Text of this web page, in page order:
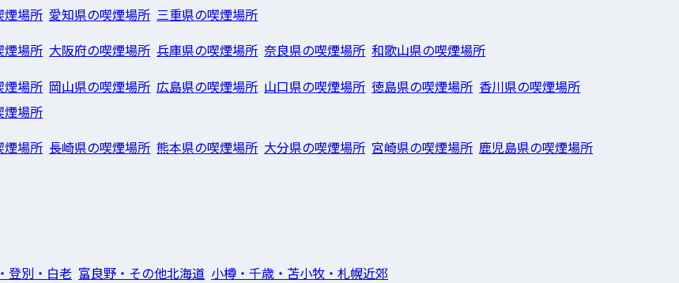
煙場所 愛知県の喫煙場所 三重県の喫煙場所
煙場所 大阪府の喫煙場所 兵庫県の喫煙場所 奈良県の喫煙場所 和歌山県の喫煙場所
煙場所 岡山県の喫煙場所 広島県の喫煙場所 山口県の喫煙場所 徳島県の喫煙場所 香川県の喫煙場所
煙場所
煙場所 長崎県の喫煙場所 熊本県の喫煙場所 大分県の喫煙場所 宮崎県の喫煙場所 鹿児島県の喫煙場所
登別・白老 富良野・その他北海道 小樽・千歳・苫小牧・札幌近郊